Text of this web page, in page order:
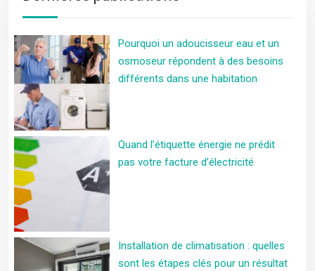
Pourquoi un adoucisseur eau et un
osmoseur répondent à des besoins
différents dans une habitation
Quand l’étiquette énergie ne prédit
pas votre facture d’électricité
Installation de climatisation : quelles
sont les étapes clés pour un résultat